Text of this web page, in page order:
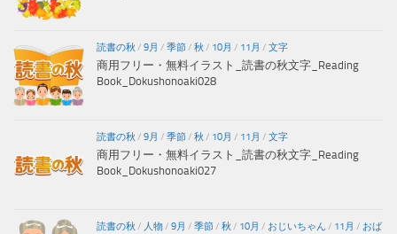
読書の秋 / 9月 / 季節/ 秋 / 10月 / 11月 / 文字
商用フリー・無料イラスト_読書の秋文字_Reading
Book_Dokushonoaki028
読書の秋 / 9月 / 季節/ 秋 / 10月 / 11月 / 文字
商用フリー・無料イラスト_読書の秋文字_Reading
Book_Dokushonoaki027
読書の秋 / 人物/ 9月 / 季節/ 秋 / 10月 / おじいちゃん / 11月 / おば